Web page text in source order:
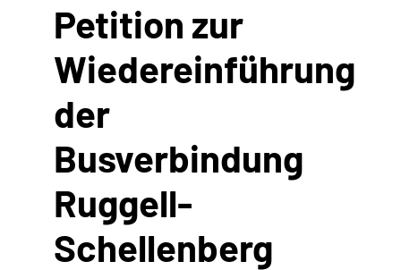
Petition zur
Wiedereinführung
der
Busverbindung
Ruggell-
Schellenberg